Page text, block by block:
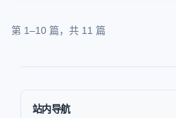
第 1–10 篇，共 11 篇
站内导航